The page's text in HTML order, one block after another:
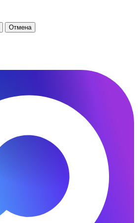
Отмена